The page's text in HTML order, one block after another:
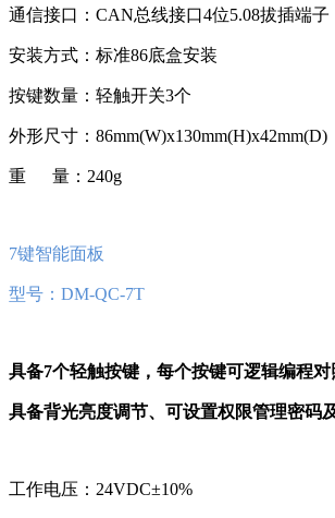
通信接口：CAN总线接口4位5.08拔插端子
安装方式：标准86底盒安装
按键数量：轻触开关3个
外形尺寸：86mm(W)x130mm(H)x42mm(D)
重 量：240g
7键智能面板
型号：DM-QC-7T
具备7个轻触按键，每个按键可逻辑编程
具备背光亮度调节、可设置权限管理密码
工作电压：24VDC±10%